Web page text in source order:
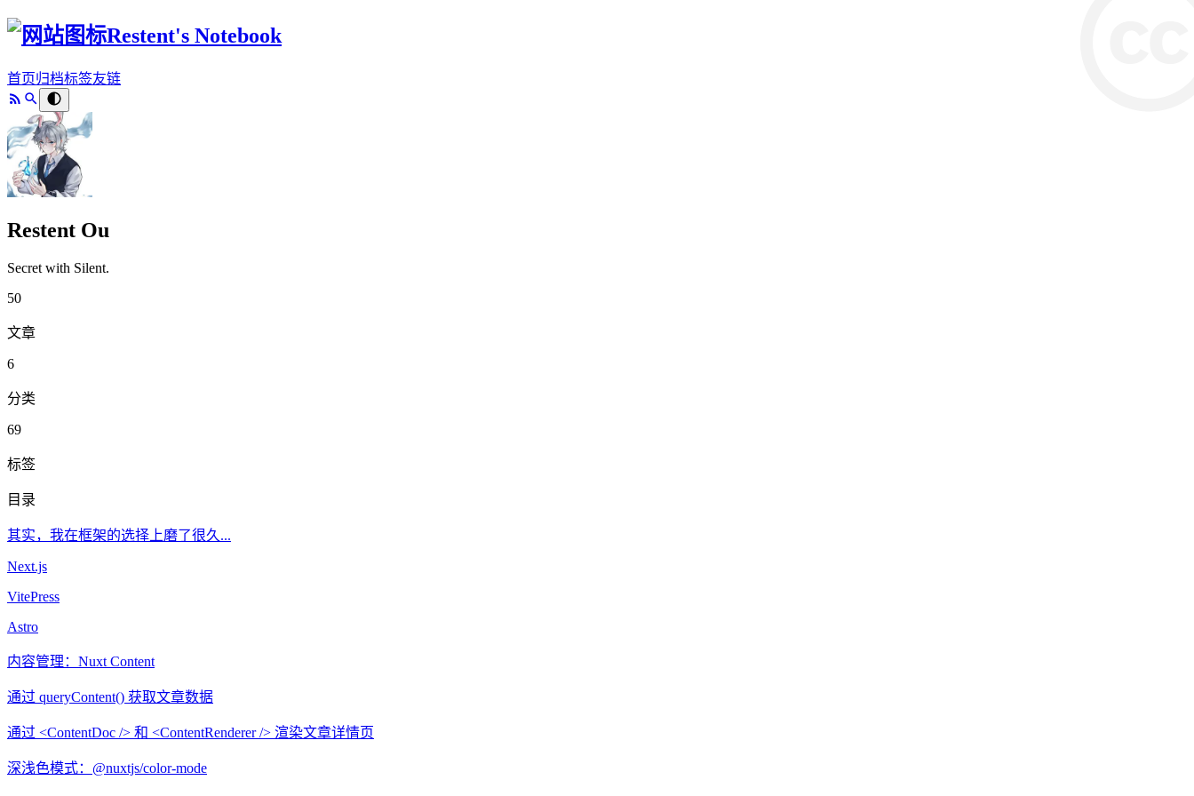
Restent's Notebook
首页归档标签友链
Restent Ou
Secret with Silent.
50
文章
6
分类
69
标签
目录
其实，我在框架的选择上磨了很久...
Next.js
VitePress
Astro
内容管理：Nuxt Content
通过 queryContent() 获取文章数据
通过 <ContentDoc /> 和 <ContentRenderer /> 渲染文章详情页
深浅色模式：@nuxtjs/color-mode